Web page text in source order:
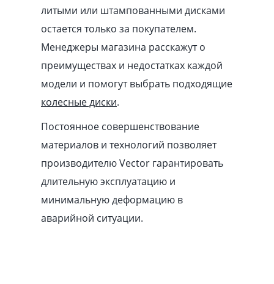
литыми или штампованными дисками
остается только за покупателем.
Менеджеры магазина расскажут о
преимуществах и недостатках каждой
модели и помогут выбрать подходящие
колесные диски.
Постоянное совершенствование
материалов и технологий позволяет
производителю Vector гарантировать
длительную эксплуатацию и
минимальную деформацию в
аварийной ситуации.